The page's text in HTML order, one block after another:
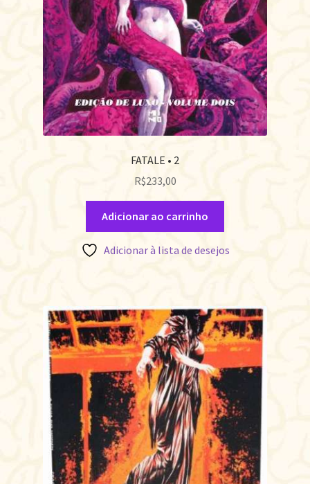
FATALE • 2
R$233,00
Adicionar ao carrinho
Adicionar à lista de desejos